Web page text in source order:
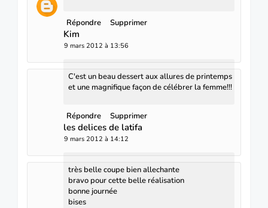
Répondre Supprimer
Kim
9 mars 2012 à 13:56
C'est un beau dessert aux allures de printemps
et une magnifique façon de célébrer la femme!!!
Répondre Supprimer
les delices de latifa
9 mars 2012 à 14:12
très belle coupe bien allechante
bravo pour cette belle réalisation
bonne journée
bises